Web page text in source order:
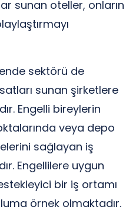
sunan oteller, onların
sektörü de
sunan şirketlere
Engelli bireylerin
veya depo
sağlayan iş
Engellilere uygun
bir iş ortamı
örnek olmaktadır.